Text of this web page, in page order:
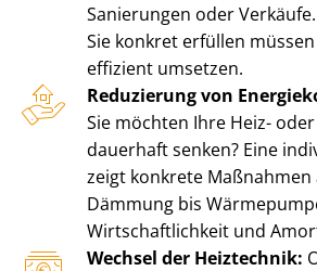
Sanierungen oder
Sie konkret erfüllen müssen
effizient umsetzen.
Reduzierung von
Sie möchten Ihre Heiz-
dauerhaft senken? Eine
zeigt konkrete Maßnahmen
Dämmung bis
Wirt­schaft­lich­keit und
Wechsel der Heiztechnik: